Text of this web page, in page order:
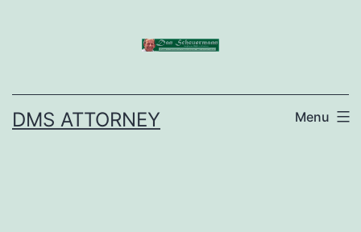
DMS ATTORNEY Menu